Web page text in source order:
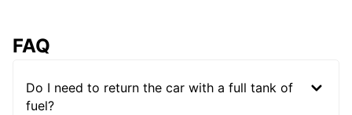
FAQ
Do I need to return the car with a full tank of
fuel?